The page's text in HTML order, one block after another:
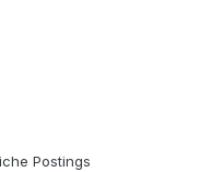
Postings